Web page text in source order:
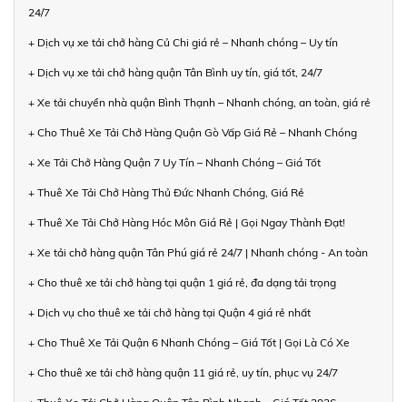
24/7
+ Dịch vụ xe tải chở hàng Củ Chi giá rẻ – Nhanh chóng – Uy tín
+ Dịch vụ xe tải chở hàng quận Tân Bình uy tín, giá tốt, 24/7
+ Xe tải chuyển nhà quận Bình Thạnh – Nhanh chóng, an toàn, giá rẻ
+ Cho Thuê Xe Tải Chở Hàng Quận Gò Vấp Giá Rẻ – Nhanh Chóng
+ Xe Tải Chở Hàng Quận 7 Uy Tín – Nhanh Chóng – Giá Tốt
+ Thuê Xe Tải Chở Hàng Thủ Đức Nhanh Chóng, Giá Rẻ
+ Thuê Xe Tải Chở Hàng Hóc Môn Giá Rẻ | Gọi Ngay Thành Đạt!
+ Xe tải chở hàng quận Tân Phú giá rẻ 24/7 | Nhanh chóng - An toàn
+ Cho thuê xe tải chở hàng tại quận 1 giá rẻ, đa dạng tải trọng
+ Dịch vụ cho thuê xe tải chở hàng tại Quận 4 giá rẻ nhất
+ Cho Thuê Xe Tải Quận 6 Nhanh Chóng – Giá Tốt | Gọi Là Có Xe
+ Cho thuê xe tải chở hàng quận 11 giá rẻ, uy tín, phục vụ 24/7